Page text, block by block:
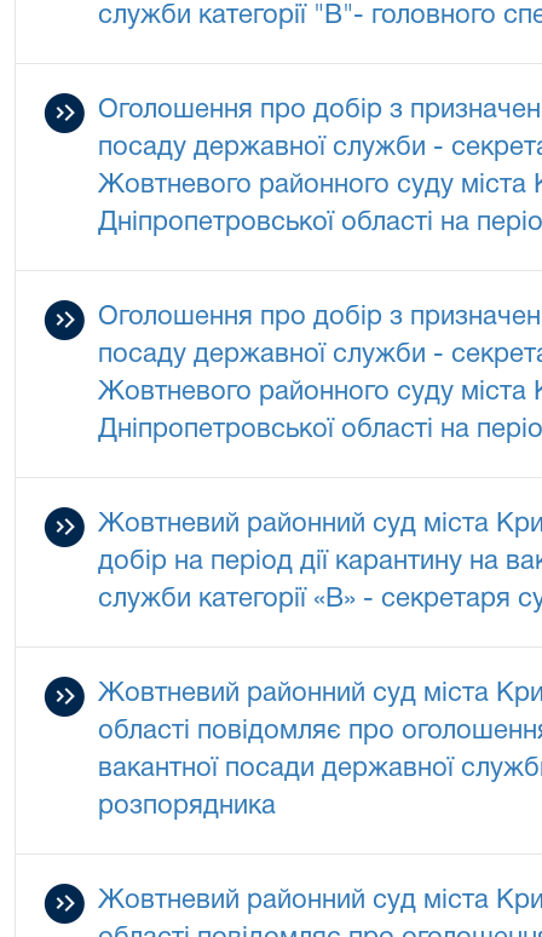
служби категорії "В"- головного
Оголошення про добір з
посаду державної служби -
Жовтневого районного суду міста
Дніпропетровської області на
Оголошення про добір з
посаду державної служби -
Жовтневого районного суду міста
Дніпропетровської області на
Жовтневий районний суд міста
добір на період дії карантину на
служби категорії «В» - секретаря
Жовтневий районний суд міста
області повідомляє про
вакантної посади державної
розпорядника
Жовтневий районний суд міста